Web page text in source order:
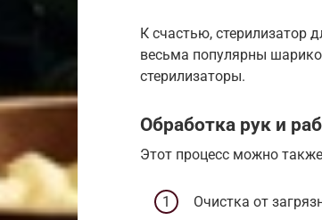
К счастью, стерилизатор
весьма популярны
стерилизаторы.
Обработка рук и
Этот процесс можно
Очистка от